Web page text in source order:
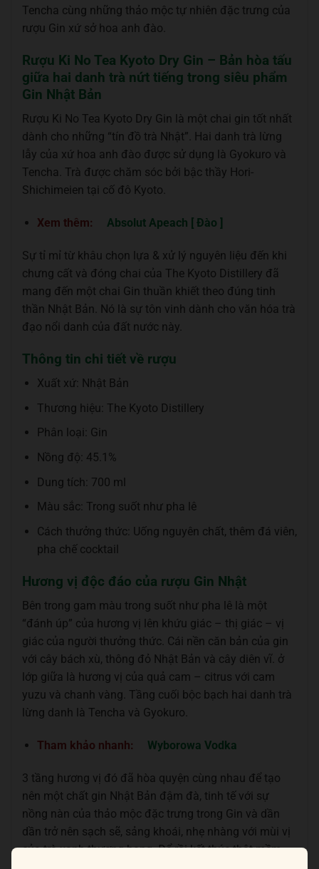
Tencha cùng những thảo mộc tự nhiên đặc trưng của
rượu Gin xứ sở hoa anh đào.
Rượu Ki No Tea Kyoto Dry Gin – Bản hòa tấu
giữa hai danh trà nứt tiếng trong siêu phẩm
Gin Nhật Bản
Rượu Ki No Tea Kyoto Dry Gin là một chai gin tốt nhất
dành cho những “tín đồ trà Nhật”. Hai danh trà lừng
lẫy của xứ hoa anh đào được sử dụng là Gyokuro và
Tencha. Trà được chăm sóc bởi bậc thầy Hori-
Shichimeien tại cố đô Kyoto.
Xem thêm: Absolut Apeach [ Đào ]
Sự tỉ mỉ từ khâu chọn lựa & xử lý nguyên liệu đến khi
chưng cất và đóng chai của The Kyoto Distillery đã
mang đến một chai Gin thuần khiết theo đúng tinh
thần Nhật Bản. Nó là sự tôn vinh dành cho văn hóa trà
đạo nổi danh của đất nước này.
Thông tin chi tiết về rượu
Xuất xứ: Nhật Bản
Thương hiệu: The Kyoto Distillery
Phân loại: Gin
Nồng độ: 45.1%
Dung tích: 700 ml
Màu sắc: Trong suốt như pha lê
Cách thưởng thức: Uống nguyên chất, thêm đá viên,
pha chế cocktail
Hương vị độc đáo của rượu Gin Nhật
Bên trong gam màu trong suốt như pha lê là một
“đánh úp” của hương vị lên khứu giác – thị giác – vị
giác của người thưởng thức. Cái nền căn bản của gin
với cây bách xù, thông đỏ Nhật Bản và cây diên vĩ. ở
lớp giữa là hương vị của quả cam – citrus với cam
yuzu và chanh vàng. Tầng cuối bộc bạch hai danh trà
lừng danh là Tencha và Gyokuro.
Tham khảo nhanh: Wyborowa Vodka
3 tầng hương vị đó đã hòa quyện cùng nhau để tạo
nên một chất gin Nhật Bản đậm đà, tinh tế với sự
nồng nàn của thảo mộc đặc trưng trong Gin và dần
dần trở nên sạch sẽ, sảng khoái, nhẹ nhàng với mùi vị
của trà xanh thượng hạng. Để rồi kết thúc thật mềm